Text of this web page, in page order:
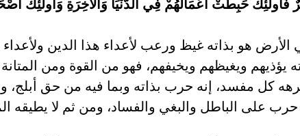
فَأُولَئِكَ حَبِطَتْ أَعْمَالُهُمْ فِي الدُّنْيَا وَالْآخِرَةِ وَأُولَئِكَ
الأرض هو بذاته غيظ ورعب لأعداء هذا الدين
يؤذيهم ويغيظهم ويخيفهم، فهو من القوة ومن
كل مفسد، إنه حرب بذاته وبما فيه من حق أبلج،
حرب على الباطل والبغي والفساد، ومن ثم لا يطيقه